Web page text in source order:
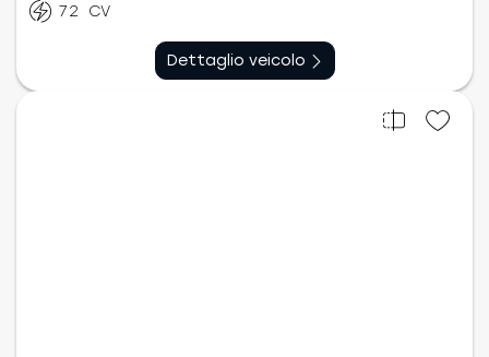
72 CV
Dettaglio veicolo